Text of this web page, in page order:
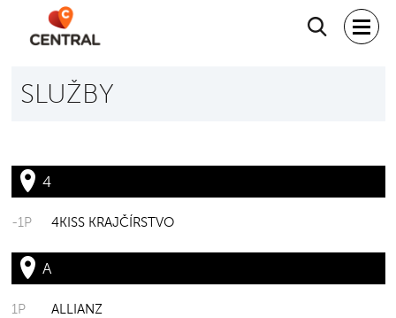
SLUŽBY
4
-1P 4KISS KRAJČÍRSTVO
A
1P ALLIANZ